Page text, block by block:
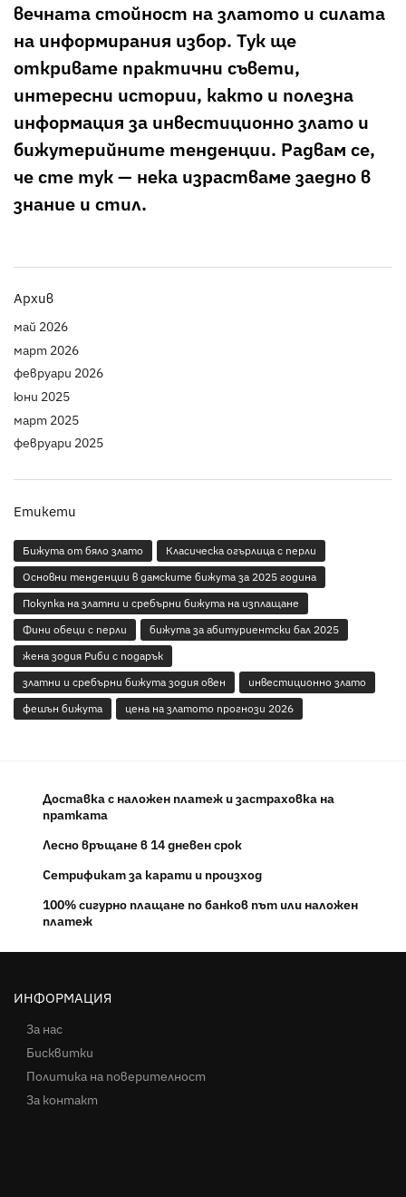
вечната стойност на златото и силата
на информирания избор. Тук ще
откривате практични съвети,
интересни истории, както и полезна
информация за инвестиционно злато и
бижутерийните тенденции. Радвам се,
че сте тук — нека израстваме заедно в
знание и стил.
Архив
май 2026
март 2026
февруари 2026
юни 2025
март 2025
февруари 2025
Етикети
Бижута от бяло злато
Класическа огърлица с перли
Основни тенденции в дамските бижута за 2025 година
Покупка на златни и сребърни бижута на изплащане
Фини обеци с перли
бижута за абитуриентски бал 2025
жена зодия Риби с подарък
златни и сребърни бижута зодия овен
инвестиционно злато
фешън бижута
цена на златото прогнози 2026
Доставка с наложен платеж и застраховка на
пратката
Лесно връщане в 14 дневен срок
Сетрификат за карати и произход
100% сигурно плащане по банков път или наложен
платеж
ИНФОРМАЦИЯ
За нас
Бисквитки
Политика на поверителност
За контакт